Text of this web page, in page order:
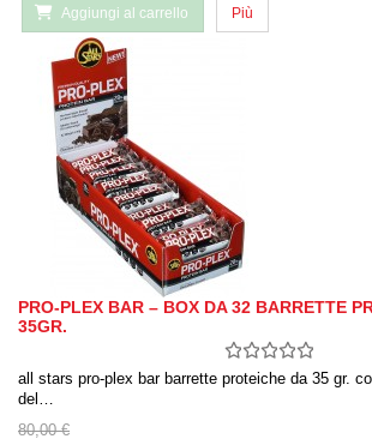
Aggiungi al carrello Più
PRO-PLEX BAR – BOX DA 32 BARRETTE
35GR.
all stars pro-plex bar barrette proteiche da 35 gr.
del…
80,00 €